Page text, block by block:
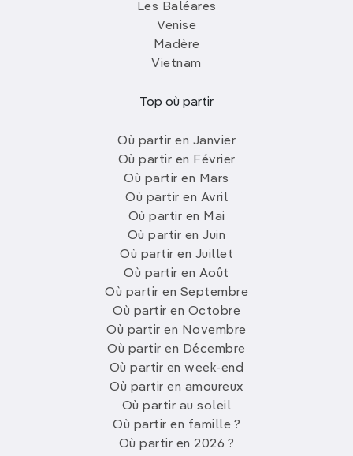
Les Baléares
Venise
Madère
Vietnam
Top où partir
Où partir en Janvier
Où partir en Février
Où partir en Mars
Où partir en Avril
Où partir en Mai
Où partir en Juin
Où partir en Juillet
Où partir en Août
Où partir en Septembre
Où partir en Octobre
Où partir en Novembre
Où partir en Décembre
Où partir en week-end
Où partir en amoureux
Où partir au soleil
Où partir en famille ?
Où partir en 2026 ?